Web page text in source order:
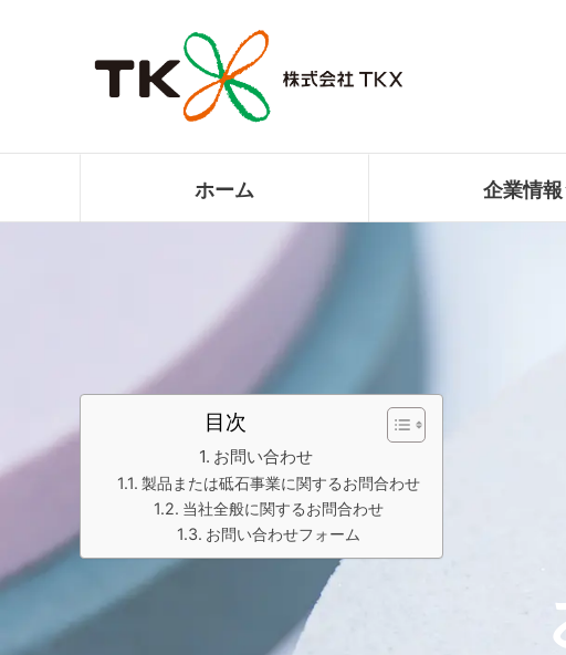
ホーム 企業情報
目次
お問い合わせ
製品または砥石事業に関するお問合わせ
当社全般に関するお問合わせ
お問い合わせフォーム